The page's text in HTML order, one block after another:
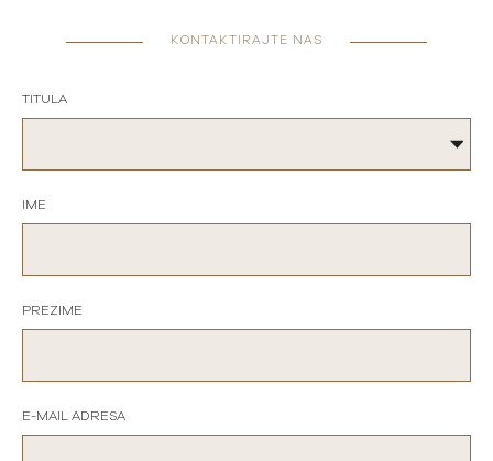
KONTAKTIRAJTE NAS
TITULA
IME
PREZIME
E-MAIL ADRESA